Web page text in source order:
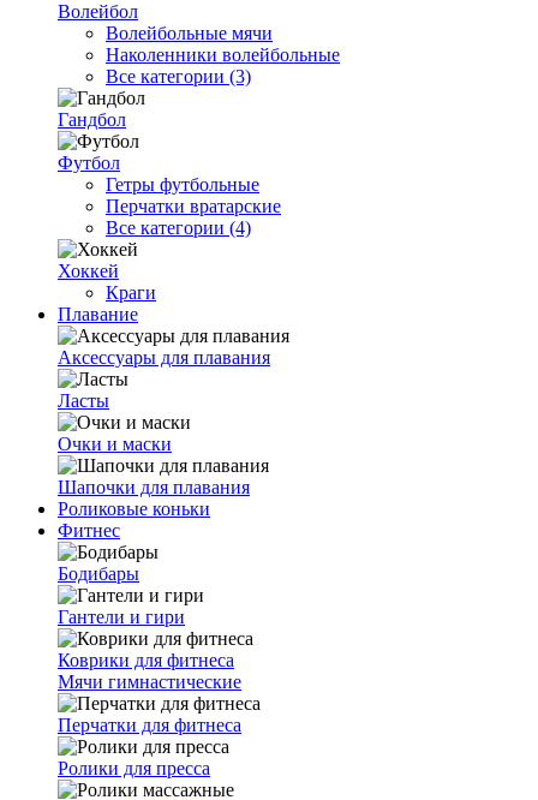
Волейбол
Волейбольные мячи
Наколенники волейбольные
Все категории (3)
Гандбол
Футбол
Гетры футбольные
Перчатки вратарские
Все категории (4)
Хоккей
Краги
Плавание
Аксессуары для плавания
Ласты
Очки и маски
Шапочки для плавания
Роликовые коньки
Фитнес
Бодибары
Гантели и гири
Коврики для фитнеса
Мячи гимнастические
Перчатки для фитнеса
Ролики для пресса